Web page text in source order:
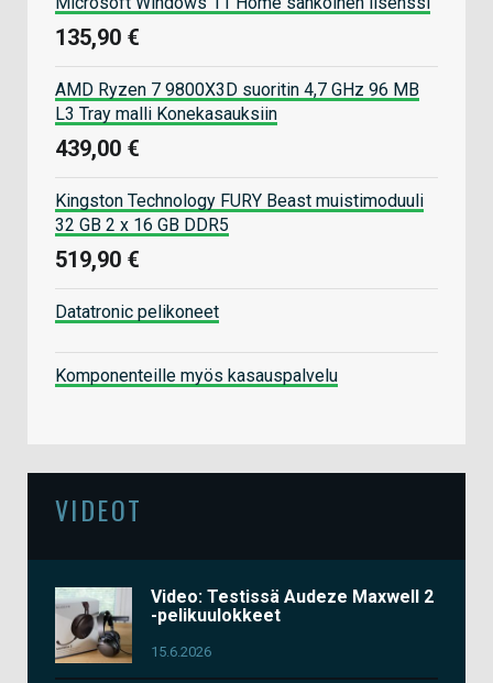
135,90 €
AMD Ryzen 7 9800X3D suoritin 4,7 GHz 96 MB
L3 Tray malli Konekasauksiin
439,00 €
Kingston Technology FURY Beast muistimoduuli
32 GB 2 x 16 GB DDR5
519,90 €
Datatronic pelikoneet
Komponenteille myös kasauspalvelu
VIDEOT
Video: Testissä Audeze Maxwell 2
-pelikuulokkeet
15.6.2026